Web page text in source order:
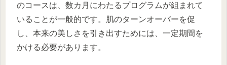
のコースは、数カ月にわたるプログラムが組まれて
いることが一般的です。肌のターンオーバーを促
し、本来の美しさを引き出すためには、一定期間を
かける必要があります。